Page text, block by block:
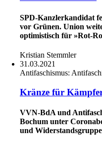
SPD-Kanzlerkandidat
vor Grünen. Union
optimistisch für »Rot-
Kristian Stemmler
31.03.2021
Antifaschismus:
Kränze für
VVN-BdA und
Bochum unter
und